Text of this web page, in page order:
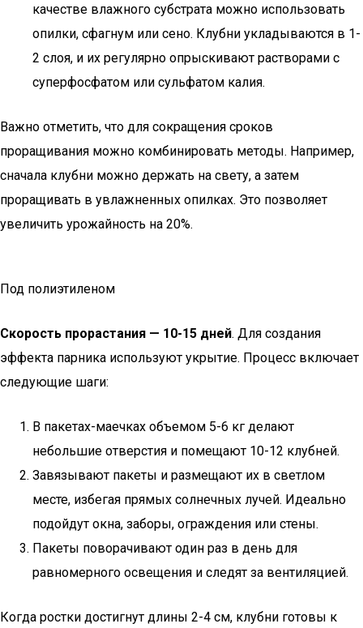
качестве влажного субстрата можно использовать
опилки, сфагнум или сено. Клубни укладываются в 1-
2 слоя, и их регулярно опрыскивают растворами с
суперфосфатом или сульфатом калия.
Важно отметить, что для сокращения сроков
проращивания можно комбинировать методы. Например,
сначала клубни можно держать на свету, а затем
проращивать в увлажненных опилках. Это позволяет
увеличить урожайность на 20%.
Под полиэтиленом
Скорость прорастания — 10-15 дней. Для создания
эффекта парника используют укрытие. Процесс включает
следующие шаги:
В пакетах-маечках объемом 5-6 кг делают
небольшие отверстия и помещают 10-12 клубней.
Завязывают пакеты и размещают их в светлом
месте, избегая прямых солнечных лучей. Идеально
подойдут окна, заборы, ограждения или стены.
Пакеты поворачивают один раз в день для
равномерного освещения и следят за вентиляцией.
Когда ростки достигнут длины 2-4 см, клубни готовы к